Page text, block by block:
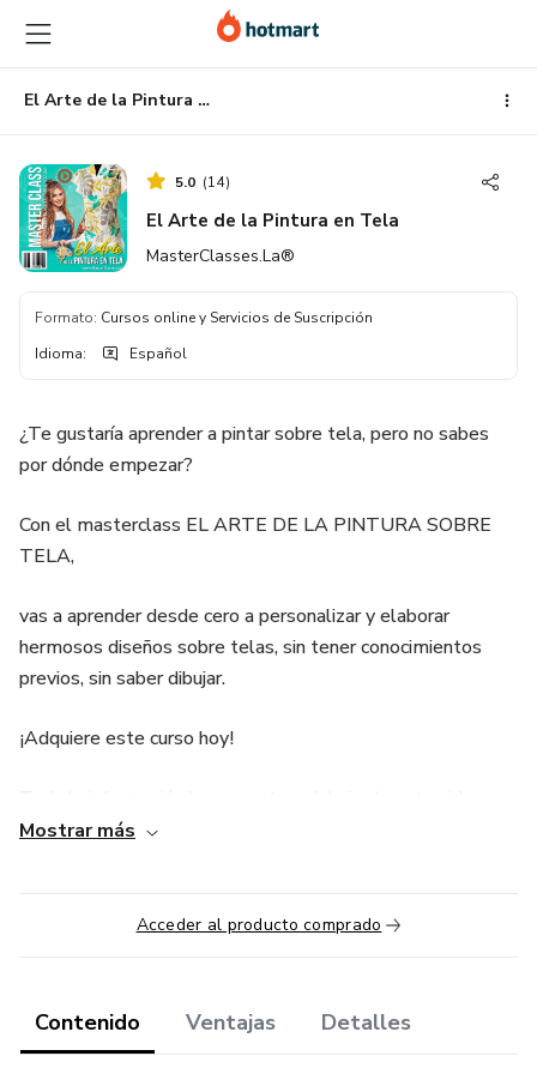
contenido
principal
la
página
de
pie
página
El Arte de la Pintura en Tela
5.0 (14)
El Arte de la Pintura en Tela
MasterClasses.La®
Formato: Cursos online y Servicios de Suscripción
Idioma: Español
¿Te gustaría aprender a pintar sobre tela, pero no sabes
por dónde empezar?
Con el masterclass EL ARTE DE LA PINTURA SOBRE
TELA,
vas a aprender desde cero a personalizar y elaborar
hermosos diseños sobre telas, sin tener conocimientos
previos, sin saber dibujar.
¡Adquiere este curso hoy!
¿QUÉ VAS A LOGRAR?
siguiendo una metodología cien por ciento práctica y
sencilla y saldrás con bases sólidas para iniciarte con éxito
Mostrar más
Acceder al producto comprado
Contenido Ventajas Detalles